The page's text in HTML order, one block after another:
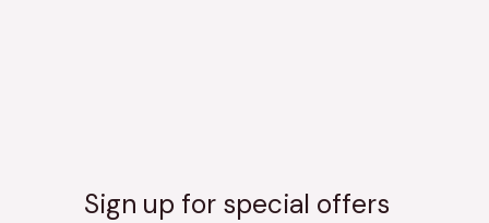
Sign up for special offers